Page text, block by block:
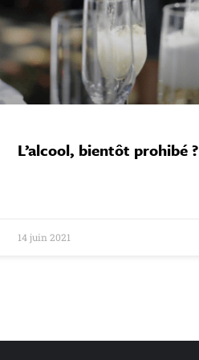
L’alcool, bientôt prohibé ?
14 juin 2021